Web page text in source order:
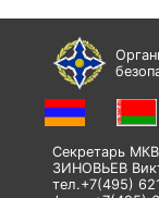
Секретарь
ЗИНОВЬЕВ
тел.+7(495)